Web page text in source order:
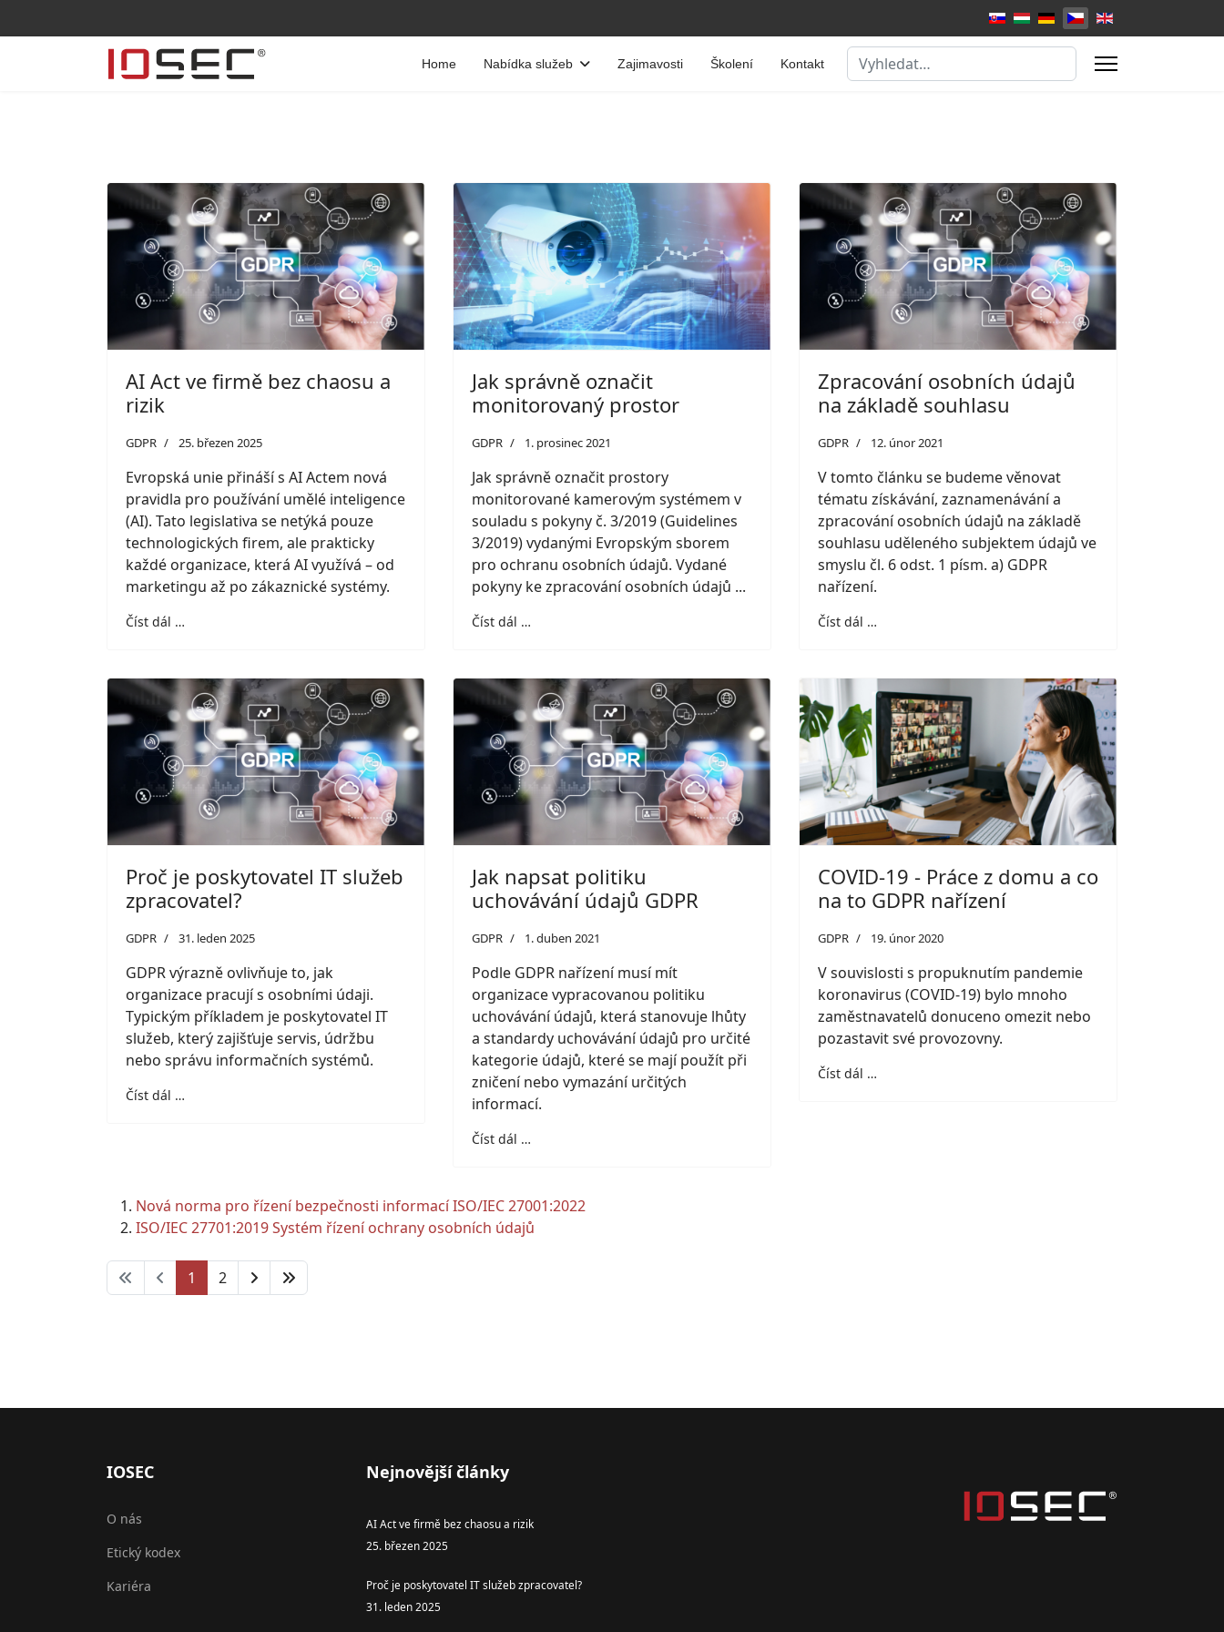
Zvolte jazyk
Home Nabídka služeb Zajimavosti Školení Kontakt Hledat
AI Act ve firmě bez chaosu a
rizik
GDPR 25. březen 2025
Evropská unie přináší s AI Actem nová
pravidla pro používání umělé inteligence
(AI). Tato legislativa se netýká pouze
technologických firem, ale prakticky
každé organizace, která AI využívá – od
marketingu až po zákaznické systémy.
Číst dál …
Jak správně označit
monitorovaný prostor
GDPR 1. prosinec 2021
Jak správně označit prostory
monitorované kamerovým systémem v
souladu s pokyny č. 3/2019 (Guidelines
3/2019) vydanými Evropským sborem
pro ochranu osobních údajů. Vydané
pokyny ke zpracování osobních údajů ...
Číst dál …
Zpracování osobních údajů
na základě souhlasu
GDPR 12. únor 2021
V tomto článku se budeme věnovat
tématu získávání, zaznamenávání a
zpracování osobních údajů na základě
souhlasu uděleného subjektem údajů ve
smyslu čl. 6 odst. 1 písm. a) GDPR
nařízení.
Číst dál …
Proč je poskytovatel IT služeb
zpracovatel?
GDPR 31. leden 2025
GDPR výrazně ovlivňuje to, jak
organizace pracují s osobními údaji.
Typickým příkladem je poskytovatel IT
služeb, který zajišťuje servis, údržbu
nebo správu informačních systémů.
Číst dál …
Jak napsat politiku
uchovávání údajů GDPR
GDPR 1. duben 2021
Podle GDPR nařízení musí mít
organizace vypracovanou politiku
uchovávání údajů, která stanovuje lhůty
a standardy uchovávání údajů pro určité
kategorie údajů, které se mají použít při
zničení nebo vymazání určitých
informací.
Číst dál …
COVID-19 - Práce z domu a co
na to GDPR nařízení
GDPR 19. únor 2020
V souvislosti s propuknutím pandemie
koronavirus (COVID-19) bylo mnoho
zaměstnavatelů donuceno omezit nebo
pozastavit své provozovny.
Číst dál …
Nová norma pro řízení bezpečnosti informací ISO/IEC 27001:2022
ISO/IEC 27701:2019 Systém řízení ochrany osobních údajů
1 2
IOSEC
O nás
Etický kodex
Kariéra
Nejnovější články
AI Act ve firmě bez chaosu a rizik
25. březen 2025
Proč je poskytovatel IT služeb zpracovatel?
31. leden 2025